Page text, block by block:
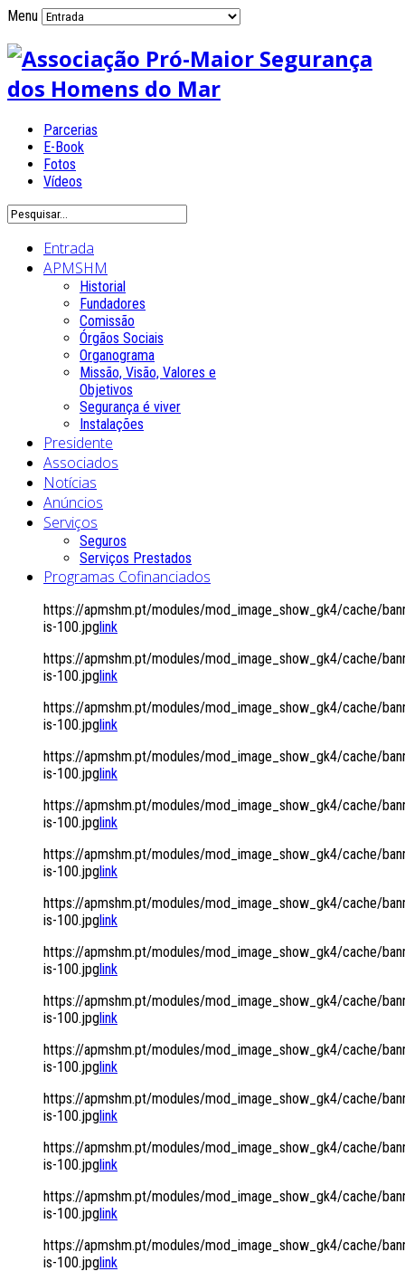
Menu
Parcerias
E-Book
Fotos
Vídeos
Entrada
APMSHM
Historial
Fundadores
Comissão
Órgãos Sociais
Organograma
Missão, Visão, Valores e
Objetivos
Segurança é viver
Instalações
Presidente
Associados
Notícias
Anúncios
Serviços
Seguros
Serviços Prestados
Programas Cofinanciados
https://apmshm.pt/modules/mod_image_show_gk4/cache/
is-100.jpglink
https://apmshm.pt/modules/mod_image_show_gk4/cache/
is-100.jpglink
https://apmshm.pt/modules/mod_image_show_gk4/cache/
is-100.jpglink
https://apmshm.pt/modules/mod_image_show_gk4/cache/
is-100.jpglink
https://apmshm.pt/modules/mod_image_show_gk4/cache/
is-100.jpglink
https://apmshm.pt/modules/mod_image_show_gk4/cache/
is-100.jpglink
https://apmshm.pt/modules/mod_image_show_gk4/cache/
is-100.jpglink
https://apmshm.pt/modules/mod_image_show_gk4/cache/
is-100.jpglink
https://apmshm.pt/modules/mod_image_show_gk4/cache/
is-100.jpglink
https://apmshm.pt/modules/mod_image_show_gk4/cache/
is-100.jpglink
https://apmshm.pt/modules/mod_image_show_gk4/cache/
is-100.jpglink
https://apmshm.pt/modules/mod_image_show_gk4/cache/
is-100.jpglink
https://apmshm.pt/modules/mod_image_show_gk4/cache/
is-100.jpglink
https://apmshm.pt/modules/mod_image_show_gk4/cache/
is-100.jpglink